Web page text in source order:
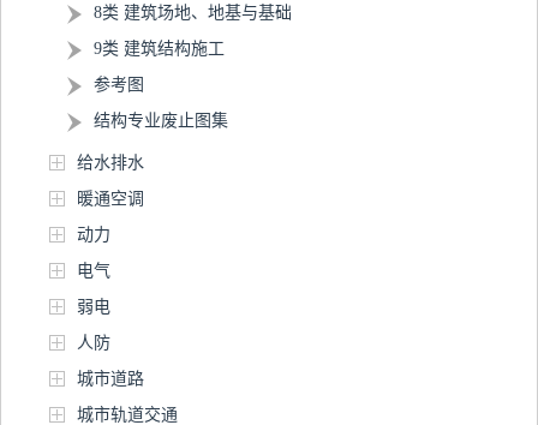
8类 建筑场地、地基与基础
9类 建筑结构施工
参考图
结构专业废止图集
给水排水
暖通空调
动力
电气
弱电
人防
城市道路
城市轨道交通